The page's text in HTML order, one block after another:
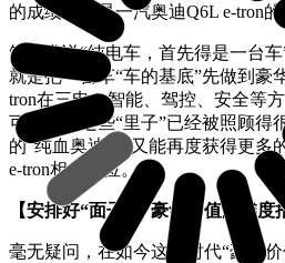
的成绩，就是一汽奥迪Q6L e-tron
笔者常说“纯电车，首先得是一台
就是把一台车“车的基底”先做到豪
tron在三电、智能、驾控、安全等
可以看到这些“里子”已经被照顾得
的“纯血奥迪”，又能再度获得更多
e-tron相当到位。
【安排好“面子”，豪华价值的维度
毫无疑问，在如今这个时代“豪华